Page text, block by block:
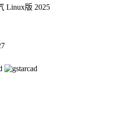
Linux版 2025